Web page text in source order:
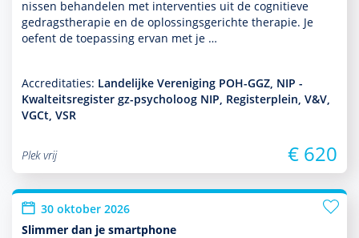
nissen behan­delen met inter­venties uit de cogni­tieve
gedrags­thera­pie en de oplos­sings­gerichte thera­pie. Je
oefent de toe­pas­sing ervan met je …
Accreditaties: Landelijke Vereniging POH-GGZ, NIP -
Kwalteitsregister gz-psycholoog NIP, Registerplein, V&V,
VGCt, VSR
Plek vrij € 620
30 oktober 2026
Slimmer dan je smartphone